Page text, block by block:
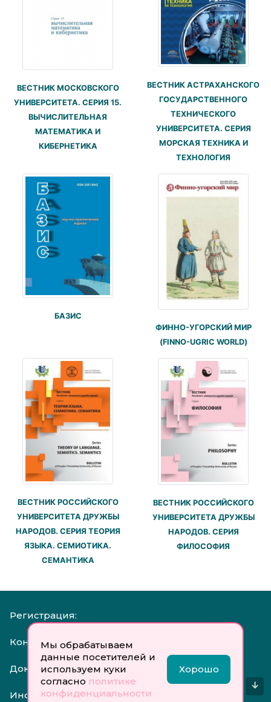
Мы обрабатываем
данные посетителей и
используем куки
согласно политике
конфиденциальности
Хорошо
ВЕСТНИК МОСКОВСКОГО
УНИВЕРСИТЕТА. СЕРИЯ 15.
ВЫЧИСЛИТЕЛЬНАЯ
МАТЕМАТИКА И
КИБЕРНЕТИКА
ВЕСТНИК АСТРАХАНСКОГО
ГОСУДАРСТВЕННОГО
ТЕХНИЧЕСКОГО
УНИВЕРСИТЕТА. СЕРИЯ
МОРСКАЯ ТЕХНИКА И
ТЕХНОЛОГИЯ
БАЗИС
ФИННО-УГОРСКИЙ МИР
(FINNO-UGRIC WORLD)
ВЕСТНИК РОССИЙСКОГО
УНИВЕРСИТЕТА ДРУЖБЫ
НАРОДОВ. СЕРИЯ ТЕОРИЯ
ЯЗЫКА. СЕМИОТИКА.
СЕМАНТИКА
ВЕСТНИК РОССИЙСКОГО
УНИВЕРСИТЕТА ДРУЖБЫ
НАРОДОВ. СЕРИЯ
ФИЛОСОФИЯ
Регистрация:
Контакты:
Документы:
Инфо:
↓